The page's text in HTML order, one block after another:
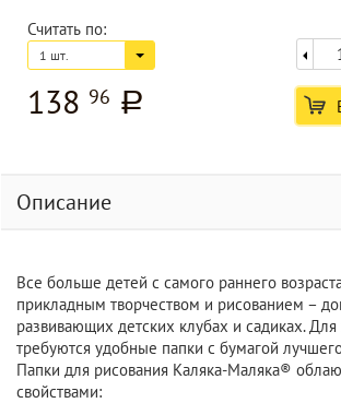
Считать по:
1 шт.
138 96 a
Описание
Все больше детей с самого раннего
прикладным творчеством и рисованием –
развивающих детских клубах и садиках. Для
требуются удобные папки с бумагой
Папки для рисования Каляка-Маляка®
свойствами: